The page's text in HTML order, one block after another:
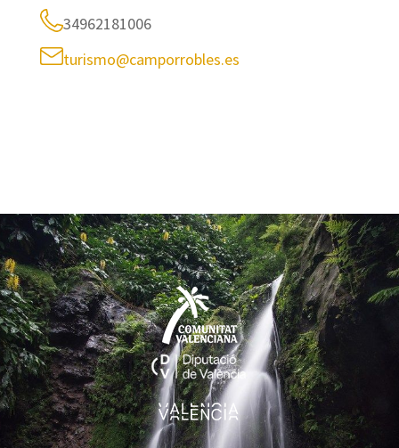
34962181006
turismo@camporrobles.es